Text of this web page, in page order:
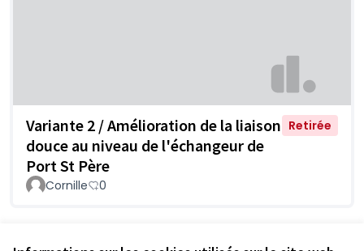
Variante 2 / Amélioration de la liaison
douce au niveau de l'échangeur de
Port St Père
Retirée
Cornille 0